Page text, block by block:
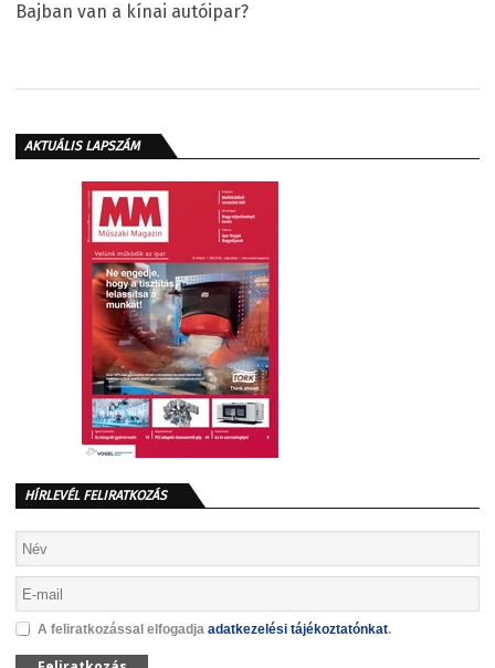
Bajban van a kínai autóipar?
AKTUÁLIS LAPSZÁM
HÍRLEVÉL FELIRATKOZÁS
A feliratkozással elfogadja adatkezelési tájékoztatónkat.